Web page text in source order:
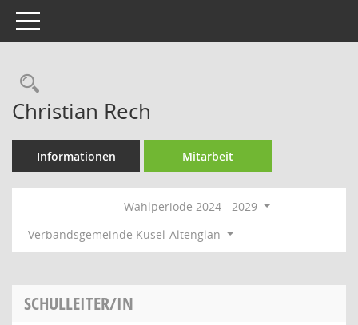
Toggle navigation
Rechercheauswahl
Christian Rech
Informationen Mitarbeit
Wahlperiode 2024 - 2029
Verbandsgemeinde Kusel-Altenglan
SCHULLEITER/IN